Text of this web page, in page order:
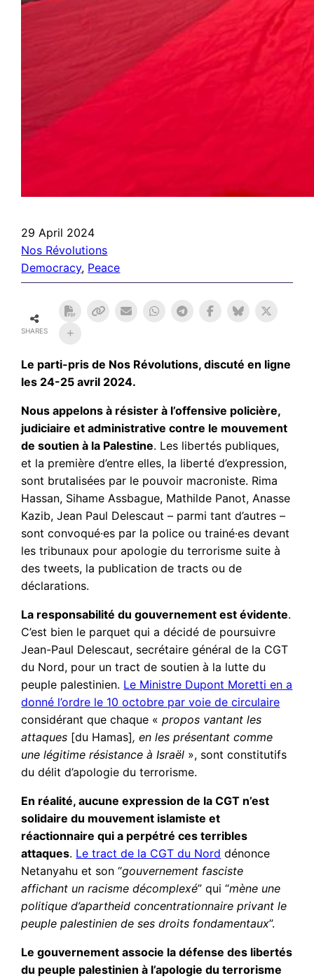
29 April 2024
Nos Révolutions
Democracy, Peace
SHARES
Le parti-pris de Nos Révolutions, discuté en ligne
les 24-25 avril 2024.
Nous appelons à résister à l’offensive policière,
judiciaire et administrative contre le mouvement
de soutien à la Palestine. Les libertés publiques,
et la première d’entre elles, la liberté d’expression,
sont brutalisées par le pouvoir macroniste. Rima
Hassan, Sihame Assbague, Mathilde Panot, Anasse
Kazib, Jean Paul Delescaut – parmi tant d’autres –
sont convoqué·es par la police ou trainé·es devant
les tribunaux pour apologie du terrorisme suite à
des tweets, la publication de tracts ou de
déclarations.
La responsabilité du gouvernement est évidente.
C’est bien le parquet qui a décidé de poursuivre
Jean-Paul Delescaut, secrétaire général de la CGT
du Nord, pour un tract de soutien à la lutte du
peuple palestinien. Le Ministre Dupont Moretti en a
donné l’ordre le 10 octobre par voie de circulaire
considérant que chaque «propos vantant les
attaques [du Hamas], en les présentant comme
une légitime résistance à Israël », sont constitutifs
du délit d’apologie du terrorisme.
En réalité, aucune expression de la CGT n’est
solidaire du mouvement islamiste et
réactionnaire qui a perpétré ces terribles
attaques. Le tract de la CGT du Nord dénonce
Netanyahu et son “gouvernement fasciste
affichant un racisme décomplexé” qui “mène une
politique d’apartheid concentrationnaire privant le
peuple palestinien de ses droits fondamentaux”.
Le gouvernement associe la défense des libertés
du peuple palestinien à l’apologie du terrorisme